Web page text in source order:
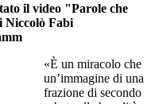
il video "Parole che
Niccolò Fabi
«È un miracolo che
un’immagine di una
frazione di secondo